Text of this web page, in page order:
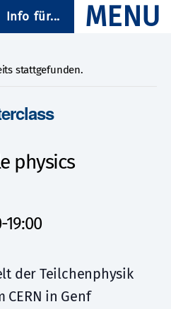
Info für...
stattgefunden.
physics
-19:00
der Teilchenphysik
in Genf